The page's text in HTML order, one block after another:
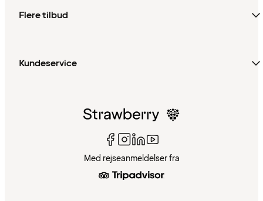
Flere tilbud
Kundeservice
Med rejseanmeldelser fra